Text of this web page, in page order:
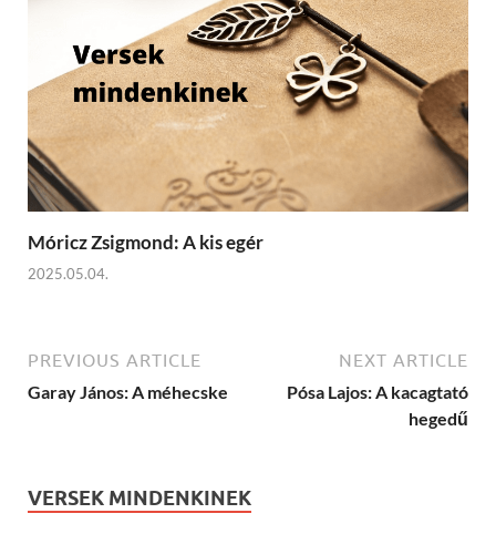
Móricz Zsigmond: A kis egér
2025.05.04.
PREVIOUS ARTICLE
Garay János: A méhecske
NEXT ARTICLE
Pósa Lajos: A kacagtató
hegedű
VERSEK MINDENKINEK